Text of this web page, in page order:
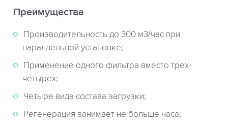
Преимущества
Производительность до 300 м3/час при
параллельной установке;
Применение одного фильтра вместо трех-
четырех;
Четыре вида состава загрузки;
Регенерация занимает не больше часа;